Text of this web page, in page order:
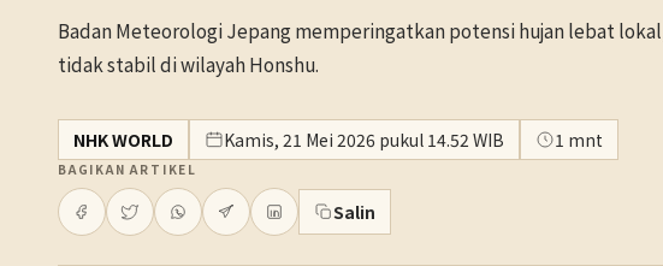
Badan Meteorologi Jepang memperingatkan potensi hujan lebat
tidak stabil di wilayah Honshu.
NHK WORLD Kamis, 21 Mei 2026 pukul 14.52 WIB 1 mnt
BAGIKAN ARTIKEL
Salin